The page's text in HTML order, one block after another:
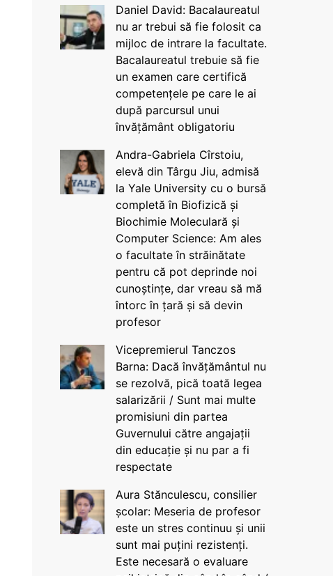
Daniel David: Bacalaureatul
nu ar trebui să fie folosit ca
mijloc de intrare la facultate.
Bacalaureatul trebuie să fie
un examen care certifică
competențele pe care le ai
după parcursul unui
învățământ obligatoriu
Andra-Gabriela Cîrstoiu,
elevă din Târgu Jiu, admisă
la Yale University cu o bursă
completă în Biofizică și
Biochimie Moleculară și
Computer Science: Am ales
o facultate în străinătate
pentru că pot deprinde noi
cunoștințe, dar vreau să mă
întorc în țară și să devin
profesor
Vicepremierul Tanczos
Barna: Dacă învățământul nu
se rezolvă, pică toată legea
salarizării / Sunt mai multe
promisiuni din partea
Guvernului către angajații
din educație și nu par a fi
respectate
Aura Stănculescu, consilier
școlar: Meseria de profesor
este un stres continuu și unii
sunt mai puțini rezistenți.
Este necesară o evaluare